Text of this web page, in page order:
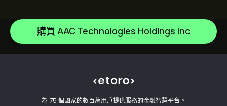
購買 AAC Technologies Holdings Inc
為 75 個國家的數百萬用戶提供服務的金融智慧平台。
Microsoft
Apple
如何存款
如何提款
開設帳戶
用戶端漏洞
CopyTrading 如何運作
負責任的交易
為什麼選擇 eToro
我們的辦事處